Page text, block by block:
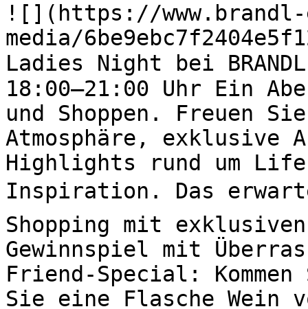
![](https://
media/
Ladies Night bei
18:00–21:00 Uhr Ein
und Shoppen. Freuen
Atmosphäre, exklusive
Highlights rund um
Inspiration. Das
Shopping mit
Gewinnspiel mit
Friend-Special:
Sie eine Flasche Wein